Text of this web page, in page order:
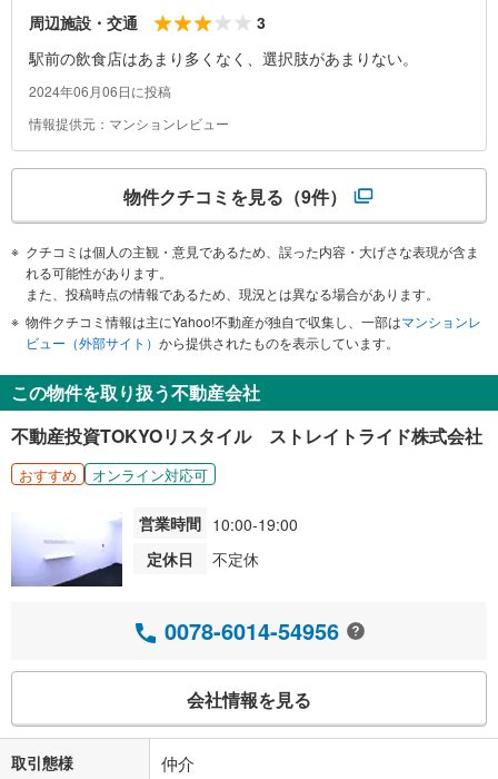
周辺施設・交通
3
駅前の飲食店はあまり多くなく、選択肢があまりない。
2024年06月06日に投稿
情報提供元：マンションレビュー
物件クチコミを見る （9件）
クチコミは個人の主観・意見であるため、誤った内容・大げさな表現が含ま
れる可能性があります。
また、投稿時点の情報であるため、現況とは異なる場合があります。
物件クチコミ情報は主にYahoo!不動産が独自で収集し、一部はマンションレ
ビュー（外部サイト） から提供されたものを表示しています。
この物件を取り扱う不動産会社
不動産投資TOKYOリスタイル ストレイトライド株式会社
おすすめ オンライン対応可
営業時間 10:00-19:00
定休日
不定休
0078-6014-54956
会社情報を見る
取引態様 仲介